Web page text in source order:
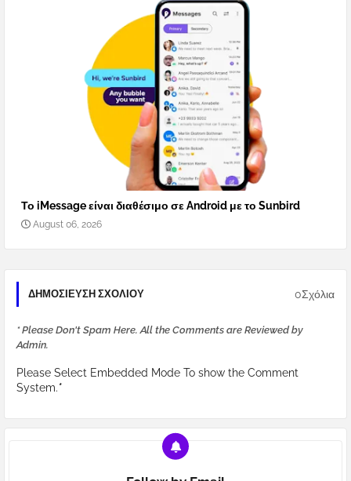
Το iMessage είναι διαθέσιμο σε Android με το Sunbird
August 06, 2026
ΔΗΜΟΣΊΕΥΣΗ ΣΧΟΛΊΟΥ 0Σχόλια
* Please Don't Spam Here. All the Comments are Reviewed by
Admin.
Please Select Embedded Mode To show the Comment
System.*